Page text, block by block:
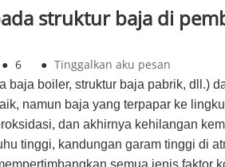
struktur baja di
● 6 ● Tinggalkan aku pesan
boiler, struktur baja pabrik, dll.)
namun baja yang terpapar ke
dan akhirnya kehilangan
tinggi, kandungan garam tinggi di
semua jenis faktor